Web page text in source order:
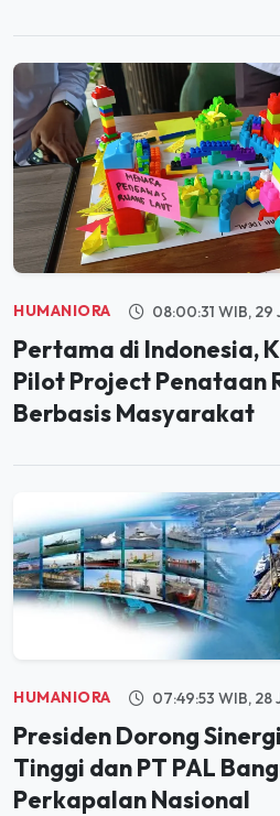
HUMANIORA 08:00:31 WIB, 29
Pertama di Indonesia,
Pilot Project Penataan
Berbasis Masyarakat
HUMANIORA 07:49:53 WIB, 28
Presiden Dorong
Tinggi dan PT PAL
Perkapalan Nasional